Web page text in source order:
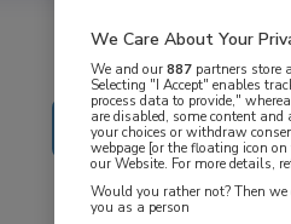
We Care About Your
We and our887 partners store
Selecting "I Accept" enables
process data to provide,"
are disabled, some content
your choices or withdraw
webpage [or the floating icon
our Website. For more details,
Would you rather not? Then
you as a person